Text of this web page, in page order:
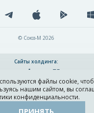
© Союз-М 2026
Сайты холдинга:
и поддержка сайта
файлы cookie,
нашим сайтом, вы
конфиденциальности.
ПРИНЯТЬ